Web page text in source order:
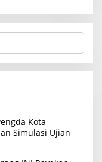
Kota
Simulasi Ujian